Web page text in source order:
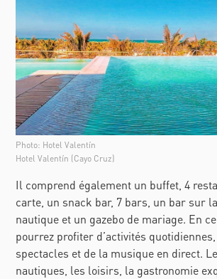
Photo: Hotel Valentín
Hotel Valentín (Cayo Cruz)
Il comprend également un buffet, 4
carte, un snack bar, 7 bars, un bar sur
nautique et un gazebo de mariage. En
pourrez profiter d’activités
spectacles et de la musique en direct.
nautiques, les loisirs, la gastronomie